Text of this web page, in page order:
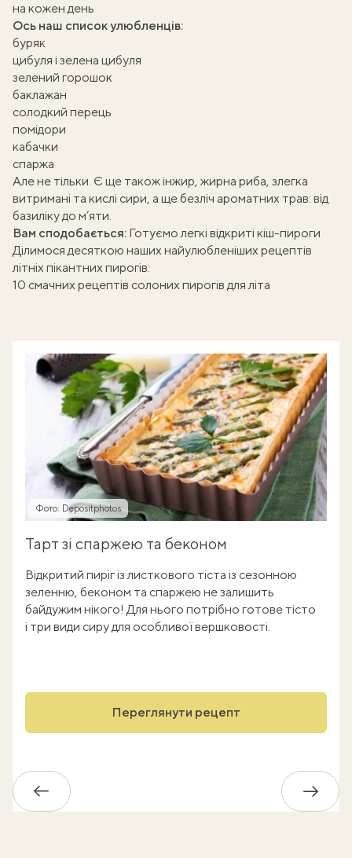
на кожен день
Ось наш список улюбленців:
буряк
цибуля і зелена цибуля
зелений горошок
баклажан
солодкий перець
помідори
кабачки
спаржа
Але не тільки. Є ще також інжир, жирна риба, злегка
витримані та кислі сири, а ще безліч ароматних трав: від
базиліку до м’яти.
Вам сподобається: Готуємо легкі відкриті кіш-пироги
Ділимося десяткою наших найулюбленіших рецептів
літніх пікантних пирогів:
10 смачних рецептів солоних пирогів для літа
Фото: Depositphotos
Тарт зі спаржею та беконом
Відкритий пиріг із листкового тіста із сезонною
зеленню, беконом та спаржею не залишить
байдужим нікого! Для нього потрібно готове тісто
і три види сиру для особливої вершковості.
Переглянути рецепт
Назад